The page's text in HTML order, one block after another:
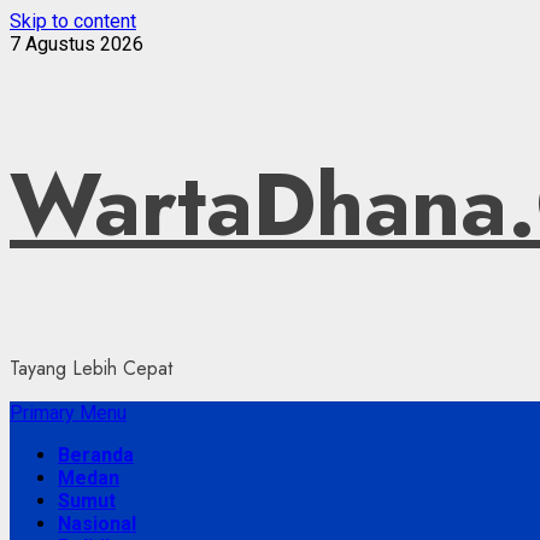
Skip to content
7 Agustus 2026
Tayang Lebih Cepat
Primary Menu
Beranda
Medan
Sumut
Nasional